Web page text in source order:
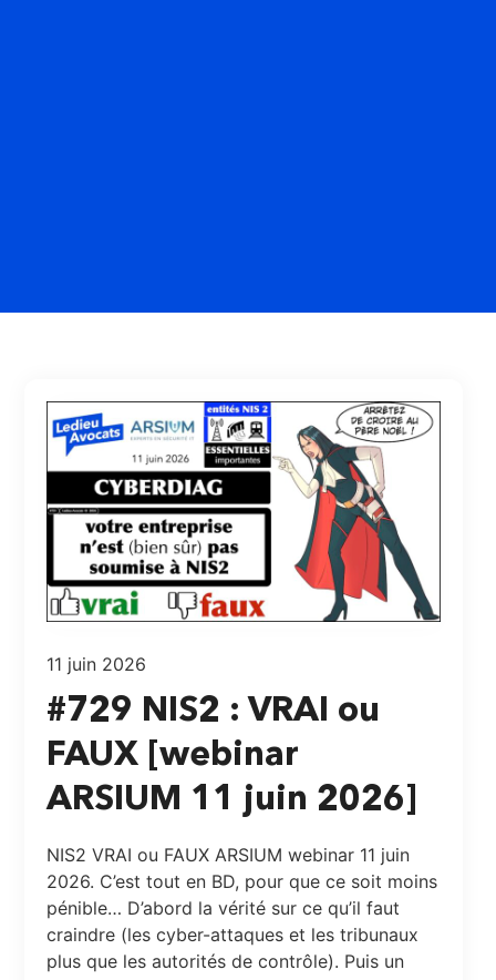
11 juin 2026
#729 NIS2 : VRAI ou
FAUX [webinar
ARSIUM 11 juin 2026]
NIS2 VRAI ou FAUX ARSIUM webinar 11 juin
2026. C’est tout en BD, pour que ce soit moins
pénible… D’abord la vérité sur ce qu’il faut
craindre (les cyber-attaques et les tribunaux
plus que les autorités de contrôle). Puis un